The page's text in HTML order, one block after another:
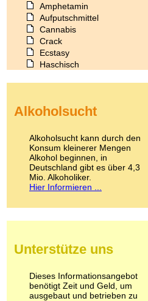
Amphetamin
Aufputschmittel
Cannabis
Crack
Ecstasy
Haschisch
Kokain
LSD
Marihuana
Medikamente
Meskalin
Metamphetamin
Methadon
Pilze
Psychopharmaka
Schlafmittel
Schmerzmittel
Alkoholsucht
Alkoholsucht kann durch den
Konsum kleinerer Mengen
Alkohol beginnen, in
Deutschland gibt es über 4,3
Mio. Alkoholiker.
Hier Informieren ...
Unterstütze uns
Dieses Informationsangebot
benötigt Zeit und Geld, um
ausgebaut und betrieben zu